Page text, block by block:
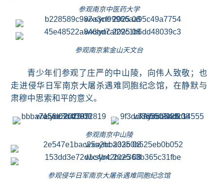
参观南京中医药大学
参观南京紫金山天文台
青少年们参观了庄严的中山陵，向伟人致敬；也
走进侵华日军南京大屠杀遇难同胞纪念馆，在静默与
肃穆中思索和平的意义。
参观南京中山陵
参观侵华日军南京大屠杀遇难同胞纪念馆